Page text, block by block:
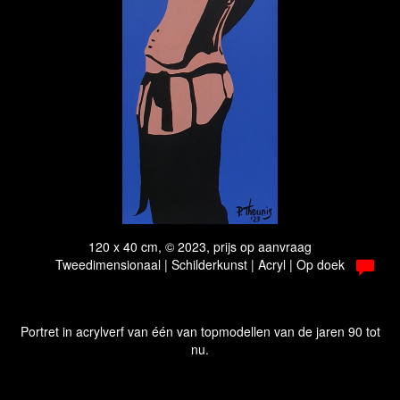
120 x 40 cm, © 2023, prijs op aanvraag
Tweedimensionaal | Schilderkunst | Acryl | Op doek
Portret in acrylverf van één van topmodellen van de jaren 90 tot
nu.